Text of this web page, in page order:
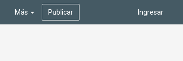
Ingresar
Más Publicar